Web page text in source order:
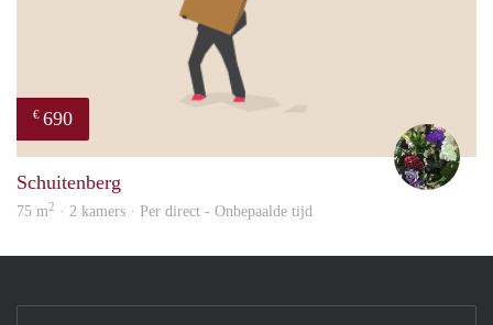
€ 690
Schuitenberg
75 m2 · 2 kamers · Per direct - Onbepaalde tijd